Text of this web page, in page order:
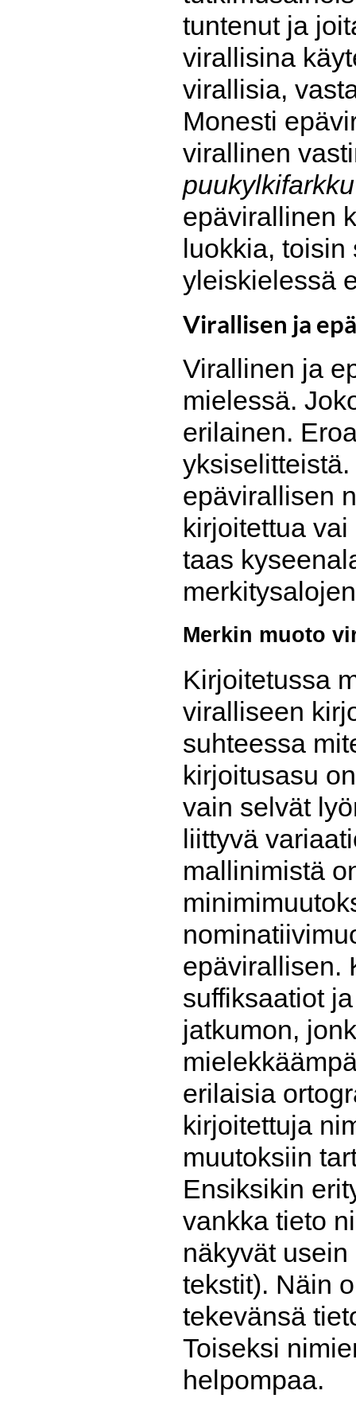
tuntenut ja
virallisina
virallisia,
Monesti
virallinen
puukylkifarkku
epävirallinen
luokkia, toisin
yleiskielessä
Virallisen ja
Virallinen ja
mielessä.
erilainen.
epävirallisen
kirjoitettua
taas
Merkin muoto
Kirjoitetussa
viralliseen
suhteessa
kirjoitusasu
vain selvät
liittyvä
mallinimistä
epävirallisen.
suffiksaatiot
jatkumon,
erilaisia
kirjoitettuja
muutoksiin
Ensiksikin
vankka tieto
näkyvät
tekstit). Näin
tekevänsä
Toiseksi
helpompaa.